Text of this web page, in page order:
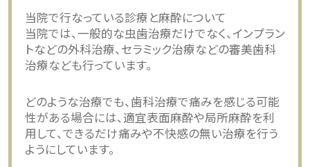
当院で行なっている診療と麻酔について
当院では、一般的な虫歯治療だけでなく、インプラン
トなどの外科治療、セラミック治療などの審美歯科
治療なども行っています。
どのような治療でも、歯科治療で痛みを感じる可能
性がある場合には、適宜表面麻酔や局所麻酔を利
用して、できるだけ痛みや不快感の無い治療を行う
ようにしています。